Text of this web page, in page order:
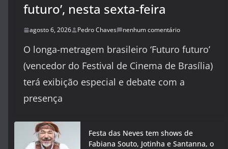
futuro’, nesta sexta-feira
agosto 6, 2026 Pedro Chaves nenhum comentário
O longa-metragem brasileiro ‘Futuro futuro’
(vencedor do Festival de Cinema de Brasília)
terá exibição especial e debate com a
presença
Festa das Neves tem shows de
Fabiana Souto, Jotinha e Santanna, o